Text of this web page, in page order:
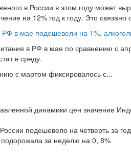
в России в этом году может
на 12% год к году. Это
РФ в мае подешевели на 1%,
в РФ в мае по сравнению с
в среду.
с мартом фиксировалось с...
динамики цен значение
подешевело на четверть за год
подорожала за неделю на 0, 8%